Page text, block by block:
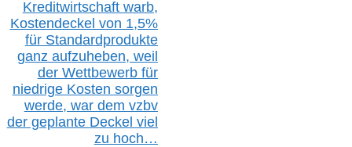
Kreditwirtschaft warb,
Kostendeckel von 1,5%
für Standardprodukte
ganz aufzuheben, weil
der Wettbewerb für
niedrige Kosten sorgen
werde, war dem vzbv
der geplante Deckel viel
zu hoch…